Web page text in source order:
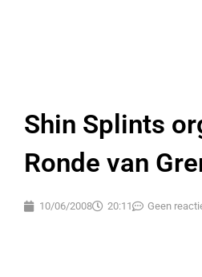
Shin Splints
Ronde van
10/06/2008 20:11 Geen